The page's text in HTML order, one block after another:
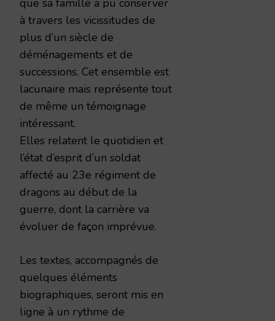
que sa famille a pu conserver
à travers les vicissitudes de
plus d’un siècle de
déménagements et de
successions. Cet ensemble est
lacunaire mais représente tout
de même un témoignage
intéressant.
Elles relatent le quotidien et
l’état d’esprit d’un soldat
affecté au 23e régiment de
dragons au début de la
guerre, dont la carrière va
évoluer de façon imprévue.
Les textes, accompagnés de
quelques éléments
biographiques, seront mis en
ligne à un rythme de